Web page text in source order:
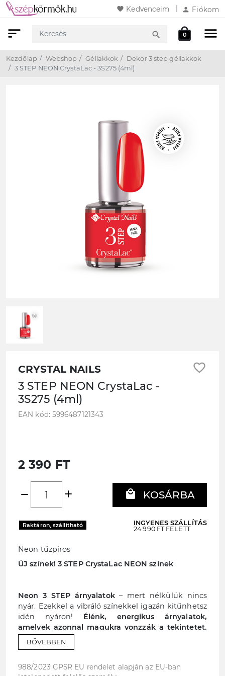
favorite Kedvenceim person Fiókom
menu
sort
Webshop
search
Keresés
local_mall
Kosár
0
Kezdőlap Webshop Géllakkok
Dekor 3 step géllakkok
3 STEP NEON CrystaLac - 3S275 (4ml)
favorite_border
CRYSTAL NAILS
3 STEP NEON CrystaLac -
3S275 (4ml)
EAN kód: 5996487121343
2 390 FT
remove add local_mall KOSÁRBA
Raktáron, szállítható
INGYENES SZÁLLÍTÁS
24 990 FT FELETT
Neon tűzpiros
ÚJ színek! 3 STEP CrystaLac NEON színek
Neon 3 STEP árnyalatok– mert nélkülük nincs
nyár. Ezekkel a vibráló színekkel igazán kitűnhetsz
idén nyáron! Élénk, energikus árnyalatok,
amelyek azonnal magukra vonzzák a tekintetet.
Tökéletes választás, ha friss, trendi és igazán
feltűnő körmöket szeretnél a nyári szezonra. Ez
energikus nyári vibe-ról.
BŐVEBBEN
988/2023 GPSR EU rendelet alapján az EU-ban